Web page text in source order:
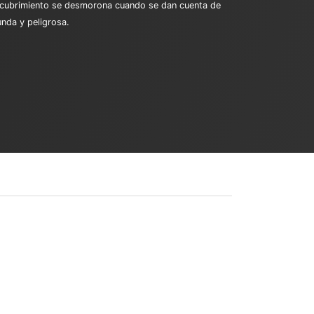
se desmorona cuando se dan cuenta de
y peligrosa.